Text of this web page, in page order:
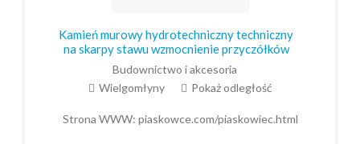
Kamień murowy hydrotechniczny techniczny
na skarpy stawu wzmocnienie przyczółków
Budownictwo i akcesoria
Wielgomłyny
Pokaż odległość
Strona WWW: piaskowce.com/piaskowiec.html